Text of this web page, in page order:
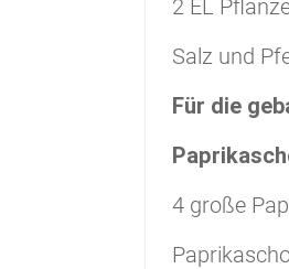
2 EL
Salz und
Für die
4 große